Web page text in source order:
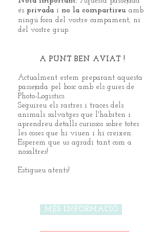
és privada i no la compartireu amb
ningú fora del vostre campament, ni
del vostre grup.
A PUNT BEN AVIAT !
Actualment estem preparant aquesta
passejada pel bosc amb els guies de
Photo-Logistics.
Seguireu els rastres i traces dels
animals salvatges que l'habiten i
aprendreu detalls curiosos sobre totes
les coses que hi viuen i hi creixen.
Esperem que us agradi tant com a
nosaltres!
Estigueu atents!
MÉS INFORMACIÓ